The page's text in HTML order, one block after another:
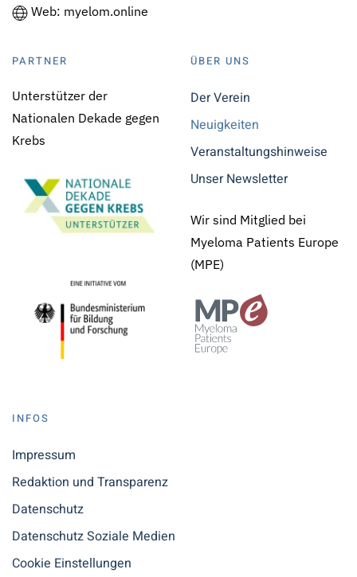
Web: myelom.online
PARTNER
Unterstützer der
Nationalen Dekade gegen
Krebs
ÜBER UNS
Der Verein
Neuigkeiten
Veranstaltungshinweise
Unser Newsletter
Wir sind Mitglied bei
Myeloma Patients Europe
(MPE)
INFOS
Impressum
Redaktion und Transparenz
Datenschutz
Datenschutz Soziale Medien
Cookie Einstellungen